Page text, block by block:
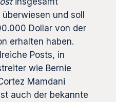
und soll
Dollar von der
erhalten haben.
Posts, in
wie Bernie
Mamdani
auch der bekannte